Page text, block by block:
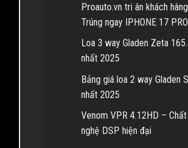
Proauto.vn tri ân khách
Trúng ngay IPHONE 17
Loa 3 way Gladen Zeta
nhất 2025
Bảng giá loa 2 way Gladen
nhất 2025
Venom VPR 4.12HD –
nghệ DSP hiện đại